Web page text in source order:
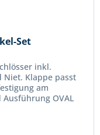
Set
inkl.
Niet. Klappe passt
am
OVAL